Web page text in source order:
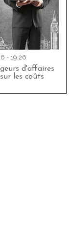
- 19:26
d'affaires
les coûts